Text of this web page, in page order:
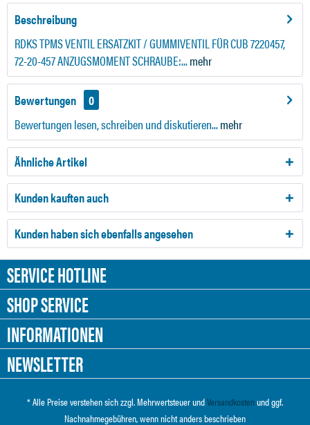
Beschreibung
RDKS TPMS VENTIL ERSATZKIT / GUMMIVENTIL FÜR CUB 7220457,
72-20-457 ANZUGSMOMENT SCHRAUBE:...mehr
Bewertungen
0
Bewertungen lesen, schreiben und diskutieren...mehr
Ähnliche Artikel
Kunden kauften auch
Kunden haben sich ebenfalls angesehen
SERVICE HOTLINE
SHOP SERVICE
INFORMATIONEN
NEWSLETTER
* Alle Preise verstehen sich zzgl. Mehrwertsteuer undVersandkostenund ggf.
Nachnahmegebühren, wenn nicht anders beschrieben